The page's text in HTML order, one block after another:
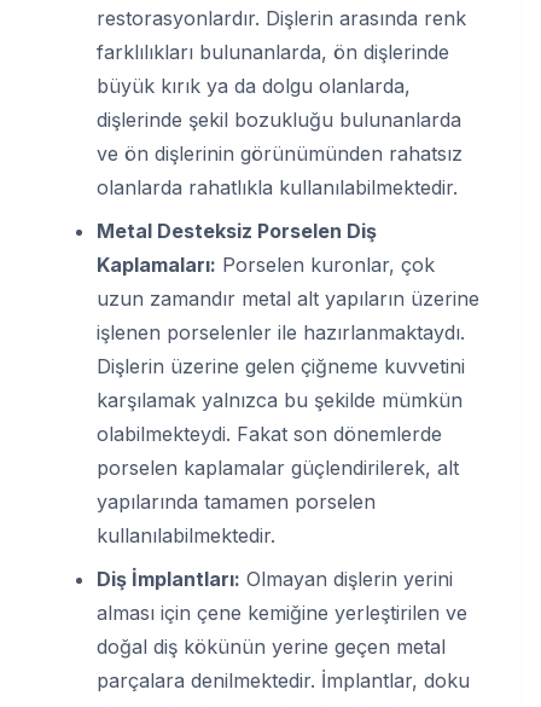
restorasyonlardır. Dişlerin arasında renk
farklılıkları bulunanlarda, ön dişlerinde
büyük kırık ya da dolgu olanlarda,
dişlerinde şekil bozukluğu bulunanlarda
ve ön dişlerinin görünümünden rahatsız
olanlarda rahatlıkla kullanılabilmektedir.
Metal Desteksiz Porselen Diş
Kaplamaları: Porselen kuronlar, çok
uzun zamandır metal alt yapıların üzerine
işlenen porselenler ile hazırlanmaktaydı.
Dişlerin üzerine gelen çiğneme kuvvetini
karşılamak yalnızca bu şekilde mümkün
olabilmekteydi. Fakat son dönemlerde
porselen kaplamalar güçlendirilerek, alt
yapılarında tamamen porselen
kullanılabilmektedir.
Diş İmplantları: Olmayan dişlerin yerini
alması için çene kemiğine yerleştirilen ve
doğal diş kökünün yerine geçen metal
parçalara denilmektedir. İmplantlar, doku